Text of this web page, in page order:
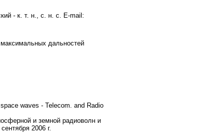
- к. т. н., с. н. с. E-mail:
дальностей
waves - Telecom. and Radio
и земной радиоволн и
2006 г.